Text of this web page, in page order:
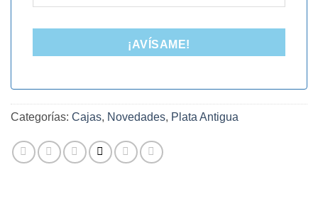
¡AVÍSAME!
Categorías: Cajas, Novedades, Plata Antigua